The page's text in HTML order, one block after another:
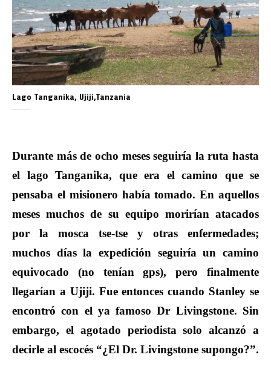
Lago Tanganika, Ujiji,Tanzania
Durante más de ocho meses seguiría la ruta hasta
el lago Tanganika, que era el camino que se
pensaba el misionero había tomado. En aquellos
meses muchos de su equipo morirían atacados
por la mosca tse-tse y otras enfermedades;
muchos días la expedición seguiría un camino
equivocado (no tenían gps), pero finalmente
llegarían a Ujiji. Fue entonces cuando Stanley se
encontró con el ya famoso Dr Livingstone. Sin
embargo, el agotado periodista solo alcanzó a
decirle al escocés “¿El Dr. Livingstone supongo?”.